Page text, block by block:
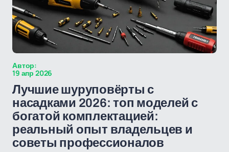
Автор:
19 апр 2026
Лучшие шуруповёрты с
насадками 2026: топ моделей с
богатой комплектацией:
реальный опыт владельцев и
советы профессионалов